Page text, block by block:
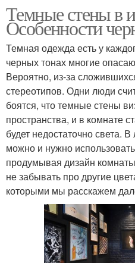
Темные стены в
Особенности
Темная одежда есть у
черных тонах многие
Вероятно, из-за
стереотипов. Одни люди
боятся, что темные стены
пространства, и в комнате
будет недостаточно света.
можно и нужно
продумывая дизайн
не забывать про другие
которыми мы расскажем